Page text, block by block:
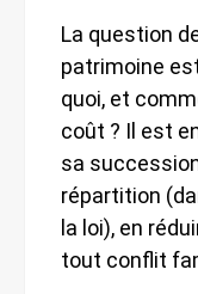
La question
patrimoine
quoi, et
coût ? Il est
sa
répartition
la loi), en
tout conflit